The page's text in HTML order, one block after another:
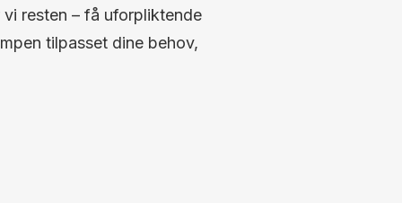
resten – få uforpliktende
tilpasset dine behov,